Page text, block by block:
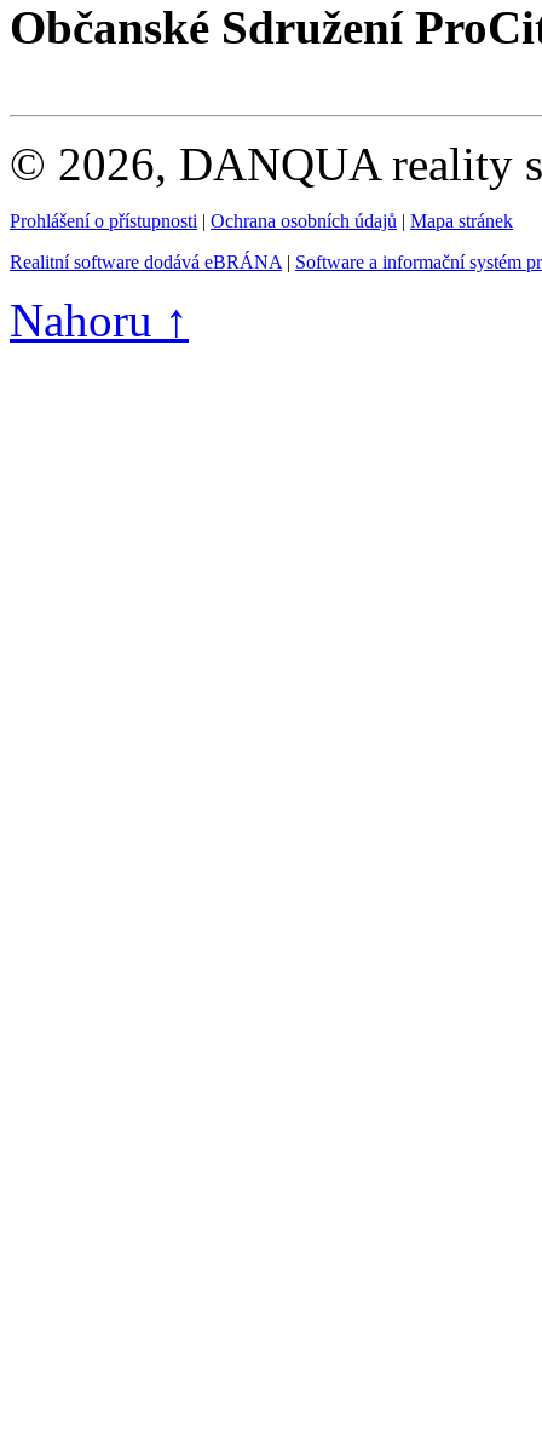
Občanské Sdružení
© 2026, DANQUA reality
Prohlášení o přístupnosti | Ochrana osobních údajů | Mapa stránek
Realitní software dodává eBRÁNA | Software a informační systém
Nahoru ↑